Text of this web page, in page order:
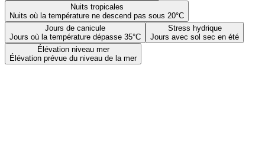
Nuits tropicales
Nuits où la température ne descend pas sous 20°C
Jours de canicule
Jours où la température dépasse 35°C
Stress hydrique
Jours avec sol sec en été
Élévation niveau mer
Élévation prévue du niveau de la mer